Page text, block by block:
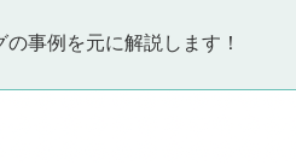
事例を元に解説します！